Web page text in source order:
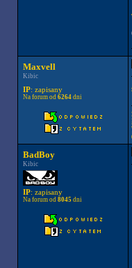
Maxvell
Kibic
IP: zapisany
Na forum od 6264dni
BadBoy
Kibic
IP: zapisany
Na forum od 8045dni